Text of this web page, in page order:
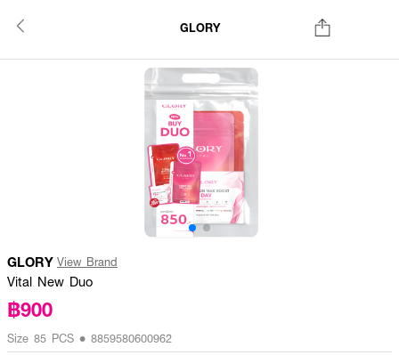
GLORY
GLORY View Brand
Vital New Duo
฿900
Size 85 PCS • 8859580600962